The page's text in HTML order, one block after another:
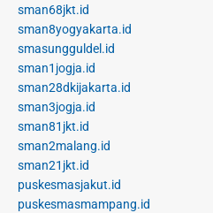
sman68jkt.id
sman8yogyakarta.id
smasungguldel.id
sman1jogja.id
sman28dkijakarta.id
sman3jogja.id
sman81jkt.id
sman2malang.id
sman21jkt.id
puskesmasjakut.id
puskesmasmampang.id